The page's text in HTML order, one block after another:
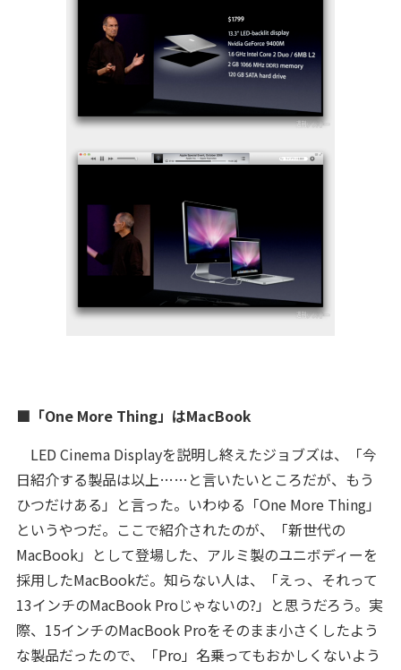
■「One More Thing」はMacBook
LED Cinema Displayを説明し終えたジョブズは、「今
日紹介する製品は以上……と言いたいところだが、もう
ひつだけある」と言った。いわゆる「One More Thing」
というやつだ。ここで紹介されたのが、「新世代の
MacBook」として登場した、アルミ製のユニボディーを
採用したMacBookだ。知らない人は、「えっ、それって
13インチのMacBook Proじゃないの?」と思うだろう。実
際、15インチのMacBook Proをそのまま小さくしたよう
な製品だったので、「Pro」名乗ってもおかしくないよう